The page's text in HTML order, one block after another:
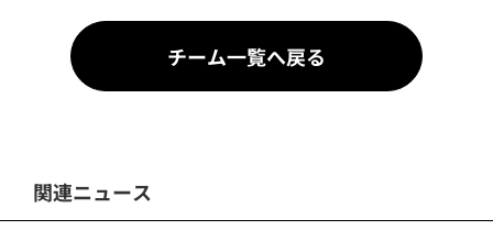
チーム一覧へ戻る
関連ニュース